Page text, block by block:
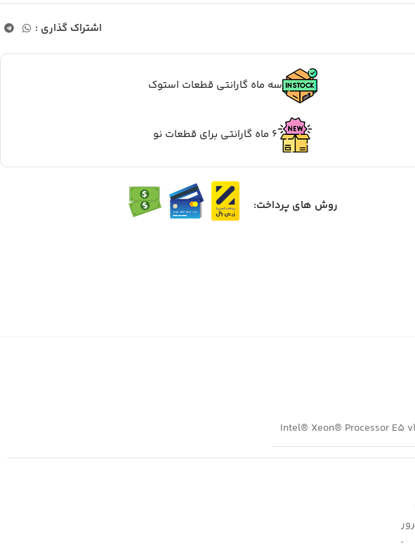
اشتراک گذاری :
سه ماه گارانتی قطعات استوک
6 ماه گارانتی برای قطعات نو
روش های پرداخت:
Intel® Xeon® Processor E5
,